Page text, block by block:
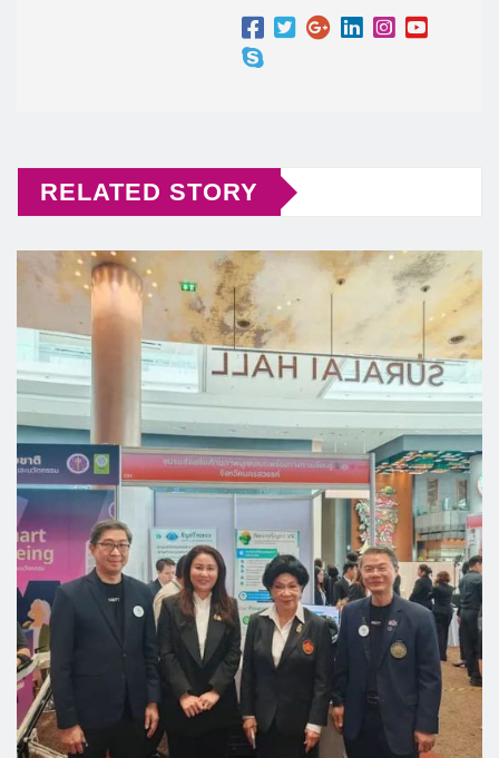
RELATED STORY